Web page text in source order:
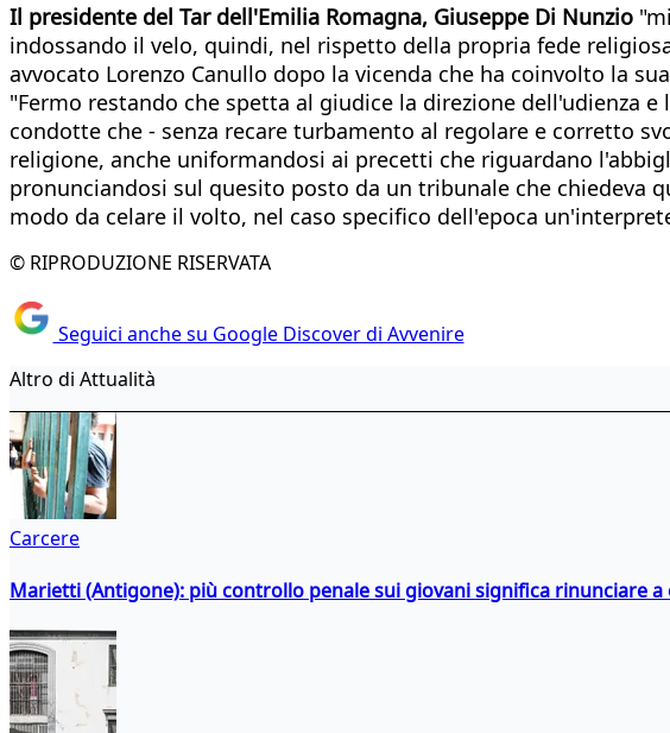
Il presidente del Tar dell'Emilia Romagna, Giuseppe Di Nunzio
indossando il velo, quindi, nel rispetto della propria fede
avvocato Lorenzo Canullo dopo la vicenda che ha coinvolto la
"Fermo restando che spetta al giudice la direzione dell'udienza
condotte che - senza recare turbamento al regolare e corretto
religione, anche uniformandosi ai precetti che riguardano
pronunciandosi sul quesito posto da un tribunale che chiedeva
modo da celare il volto, nel caso specifico dell'epoca
© RIPRODUZIONE RISERVATA
Seguici anche su Google Discover di Avvenire
Altro di Attualità
Carcere
Marietti (Antigone): più controllo penale sui giovani significa rinunciare a